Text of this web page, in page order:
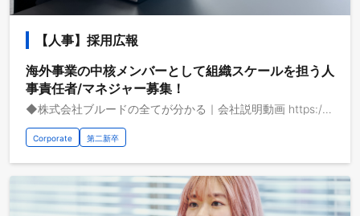
【人事】採用広報
海外事業の中核メンバーとして組織スケールを担う人
事責任者/マネジャー募集！
◆株式会社ブルードの全てが分かる｜会社説明動画 https://youtu.be/Cj3IpCpu4AY?feature=shared ーーーーーーーーーー ブルードは、海外事業をデジタルの力でアップデートするベンチャー企業です。 ミッションである「より多くの人にグローバルという選択肢を」実現するため、2012年に創業しました。 ◆求人概要 急成長の海外事業の更なるグロースを組織面から創り出すことをミッションに、採用・育成/オンボーディング・組織開発・制度立案と運用を幅広く行なっていただくポジションです。 これまでの経歴やご希望に合わせて、バリューの発揮しやすい役割からスタートいただくことを想定しています。 ◆業務イメージ ご希望や適性に応じて、注力する役割は柔軟にアレンジしています。 ・事業戦略と整合した中長期の組織・採用戦略立案 ・組織成長とフェーズに沿った採用人材像/育成ゴールイメージのアップデート ・最適な組織体制の構築、人材配置 ・評価制度、報酬制度の構築と運用 ・オンボーディング、教育制度の企画立案と実施
Corporate 第二新卒